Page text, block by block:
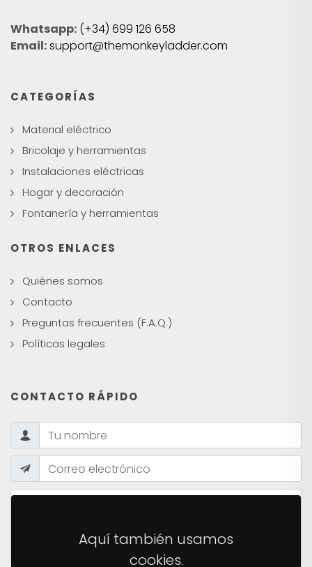
Aquí también usamos
cookies.
Whatsapp: (+34) 699 126 658
Email:support@themonkeyladder.com
CATEGORÍAS
Material eléctrico
Bricolaje y herramientas
Instalaciones eléctricas
Hogar y decoración
Fontanería y herramientas
OTROS ENLACES
Quiénes somos
Contacto
Preguntas frecuentes (F.A.Q.)
Políticas legales
CONTACTO RÁPIDO